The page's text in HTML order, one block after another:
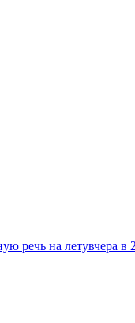
речь на летувчера в